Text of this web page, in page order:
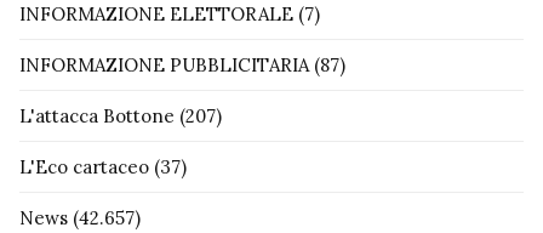
INFORMAZIONE ELETTORALE (7)
INFORMAZIONE PUBBLICITARIA (87)
L'attacca Bottone (207)
L'Eco cartaceo (37)
News (42.657)